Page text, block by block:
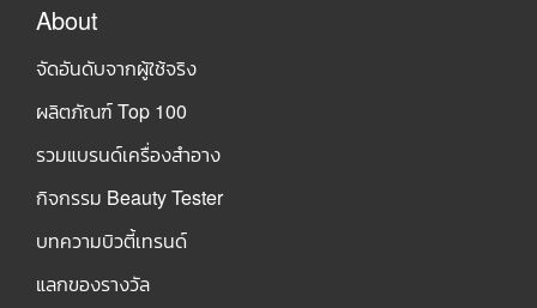
About
จัดอันดับจากผู้ใช้จริง
ผลิตภัณฑ์ Top 100
รวมแบรนด์เครื่องสำอาง
กิจกรรม Beauty Tester
บทความบิวตี้เทรนด์
แลกของรางวัล